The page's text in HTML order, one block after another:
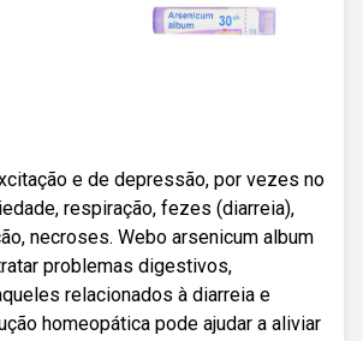
e de depressão, por vezes no
respiração, fezes (diarreia),
necroses. Webo arsenicum album
problemas digestivos,
relacionados à diarreia e
homeopática pode ajudar a aliviar